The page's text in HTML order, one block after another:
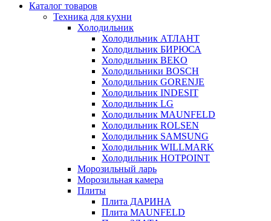
Каталог товаров
Техника для кухни
Холодильник
Холодильник АТЛАНТ
Холодильник БИРЮСА
Холодильник BEKO
Холодильники BOSCH
Холодильник GORENJE
Холодильник INDESIT
Холодильник LG
Холодильник MAUNFELD
Холодильник ROLSEN
Холодильник SAMSUNG
Холодильник WILLMARK
Холодильник HOTPOINT
Морозильный ларь
Морозильная камера
Плиты
Плита ДАРИНА
Плита MAUNFELD